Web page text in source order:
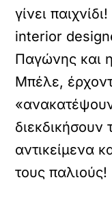
γίνει
interior
Παγώνης και
Μπέλε,
διεκδικήσουν
αντικείμενα
τους παλιούς!